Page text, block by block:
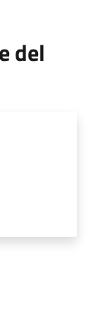
del